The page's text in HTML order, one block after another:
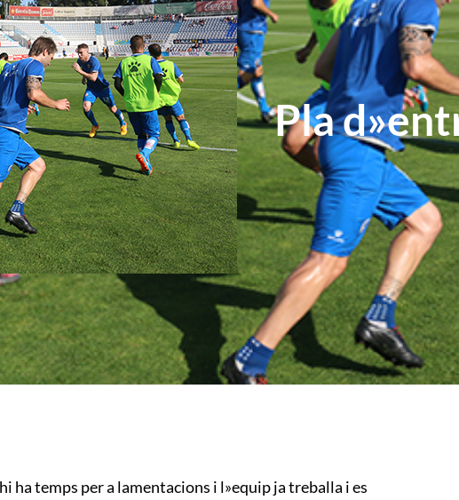
Pla
ha temps per a lamentacions i l»equip ja treballa i es